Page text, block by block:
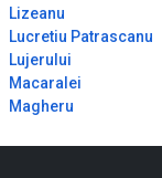
Lizeanu
Lucretiu Patrascanu
Lujerului
Macaralei
Magheru